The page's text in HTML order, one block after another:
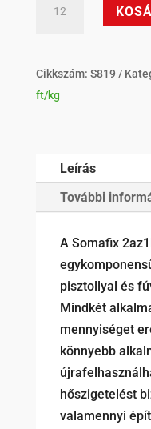
Cikkszám: S819
ft/kg
Leírás
További
A Somafix
pisztollyal és
Mindkét
mennyiséget
könnyebb
hőszigetelést
valamennyi